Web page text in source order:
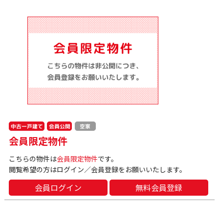
中古一戸建て 会員公開 空家
会員限定物件
こちらの物件は会員限定物件です。
閲覧希望の方はログイン／会員登録をお願いいたします。
会員ログイン 無料会員登録